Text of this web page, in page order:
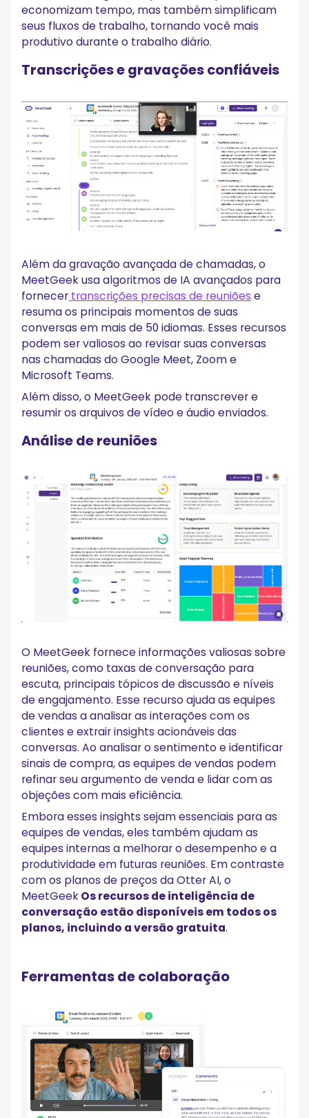
economizam tempo, mas também simplificam
seus fluxos de trabalho, tornando você mais
produtivo durante o trabalho diário.
Transcrições e gravações confiáveis
Além da gravação avançada de chamadas, o
MeetGeek usa algoritmos de IA avançados para
fornecer transcrições precisas de reuniões e
resuma os principais momentos de suas
conversas em mais de 50 idiomas. Esses recursos
podem ser valiosos ao revisar suas conversas
nas chamadas do Google Meet, Zoom e
Microsoft Teams.
Além disso, o MeetGeek pode transcrever e
resumir os arquivos de vídeo e áudio enviados.
Análise de reuniões
O MeetGeek fornece informações valiosas sobre
reuniões, como taxas de conversação para
escuta, principais tópicos de discussão e níveis
de engajamento. Esse recurso ajuda as equipes
de vendas a analisar as interações com os
clientes e extrair insights acionáveis das
conversas. Ao analisar o sentimento e identificar
sinais de compra, as equipes de vendas podem
refinar seu argumento de venda e lidar com as
objeções com mais eficiência.
Embora esses insights sejam essenciais para as
equipes de vendas, eles também ajudam as
equipes internas a melhorar o desempenho e a
produtividade em futuras reuniões. Em contraste
com os planos de preços da Otter AI, o
MeetGeekOs recursos de inteligência de
conversação estão disponíveis em todos os
planos, incluindo a versão gratuita.
Ferramentas de colaboração